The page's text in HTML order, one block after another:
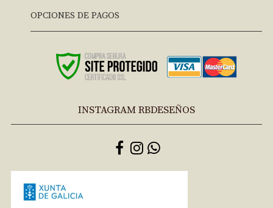
OPCIONES DE PAGOS
INSTAGRAM RBDESEÑOS